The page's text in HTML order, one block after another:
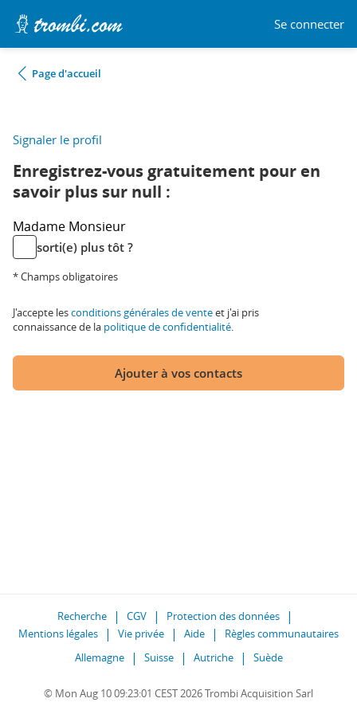
Se connecter
Page d'accueil
Signaler le profil
Enregistrez-vous gratuitement pour en
savoir plus sur null :
Madame Monsieur
sorti(e) plus tôt ?
* Champs obligatoires
J'accepte lesconditions générales de venteet j'ai pris
connaissance de la politique de confidentialité.
Ajouter à vos contacts
Recherche CGV
Protection des données
Mentions légales
Vie privée Aide
Règles communautaires
Allemagne
Suisse Autriche Suède
© Mon Aug 10 09:23:01 CEST 2026 Trombi Acquisition Sarl